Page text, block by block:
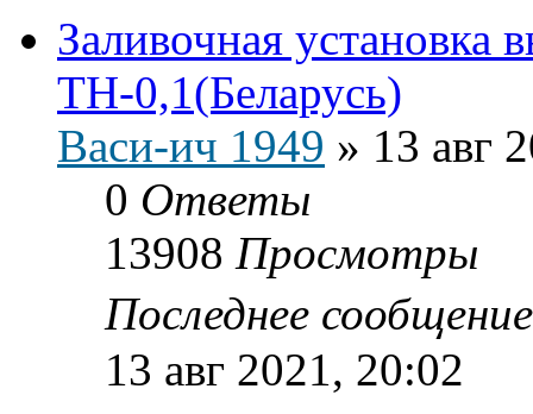
Заливочная установка
ТН-0,1(Беларусь)
Васи-ич 1949 » 13 авг
0 Ответы
13908 Просмотры
Последнее
13 авг 2021, 20:02